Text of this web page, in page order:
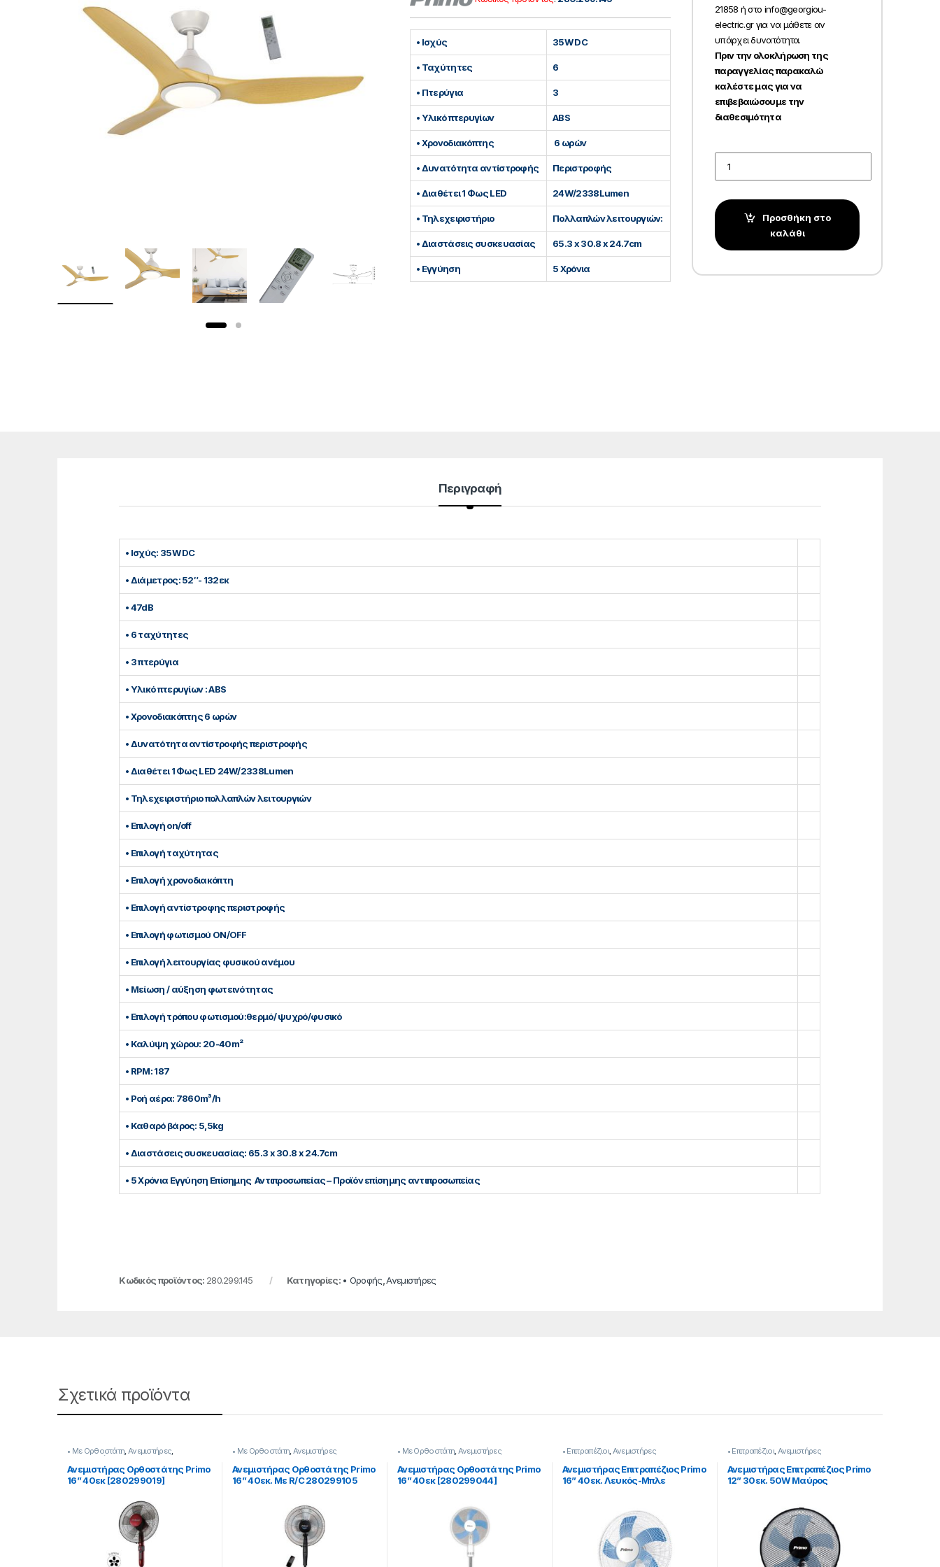
• Ισχύς 35W DC
• Ταχύτητες 6
• Πτερύγια 3
• Υλικό πτερυγίων ABS
• Xρονοδιακόπτης 6 ωρών
• Δυνατότητα αντίστροφής Περιστροφής
• Διαθέτει 1 Φως LED 24W/2338Lumen
• Τηλεχειριστήριο Πολλαπλών λειτουργιών:
• Διαστάσεις συσκευασίας 65.3 x 30.8 x 24.7cm
• Εγγύηση 5 Χρόνια
21858 ή στο info@georgiou-
electric.gr για να μάθετε αν
υπάρχει δυνατότητα.
Πριν την ολοκλήρωση της
παραγγελίας παρακαλώ
καλέστε μας για να
επιβεβαιώσουμε την
διαθεσιμότητα
Προσθήκη στο
καλάθι
Περιγραφή
• Ισχύς: 35W DC
• Διάμετρος: 52″- 132εκ
• 47dB
• 6 ταχύτητες
• 3 πτερύγια
• Υλικό πτερυγίων : ABS
• Xρονοδιακόπτης 6 ωρών
• Δυνατότητα αντίστροφής περιστροφής
• Διαθέτει 1 Φως LED 24W/2338Lumen
• Τηλεχειριστήριο πολλαπλών λειτουργιών
• Επιλογή on/off
• Επιλογή ταχύτητας
• Επιλογή χρονοδιακόπτη
• Επιλογή αντίστροφης περιστροφής
• Eπιλογή φωτισμού ON/OFF
• Επιλογή λειτουργίας φυσικού ανέμου
• Μείωση / αύξηση φωτεινότητας
• Επιλογή τρόπου φωτισμού:θερμό/ ψυχρό/φυσικό
• Καλύψη χώρου: 20-40m²
• RPM: 187
• Ροή αέρα: 7860m³/h
• Καθαρό βάρος: 5,5kg
• Διαστάσεις συσκευασίας: 65.3 x 30.8 x 24.7cm
• 5 Χρόνια Εγγύηση Επίσημης Αντιπροσωπείας – Προϊόν επίσημης αντιπροσωπείας
Κωδικός προϊόντος: 280.299.145 Κατηγορίες: • Οροφής ,Ανεμιστήρες
Σχετικά προϊόντα
• Με Ορθοστάτη,Ανεμιστήρες,
Προσφορές
Ανεμιστήρας Ορθοστάτης Primo
16” 40εκ [280299019]
• Με Ορθοστάτη,Ανεμιστήρες
Ανεμιστήρας Ορθοστάτης Primo
16” 40εκ. Με R/C 280299105
• Με Ορθοστάτη,Ανεμιστήρες
Ανεμιστήρας Ορθοστάτης Primo
16” 40εκ [280299044]
• Επιτραπέζιοι,Ανεμιστήρες
Ανεμιστήρας Επιτραπέζιος Primo
16” 40εκ. Λευκός-Μπλε
• Επιτραπέζιοι,Ανεμιστήρες
Ανεμιστήρας Επιτραπέζιος Primo
12” 30εκ. 50W Μαύρος